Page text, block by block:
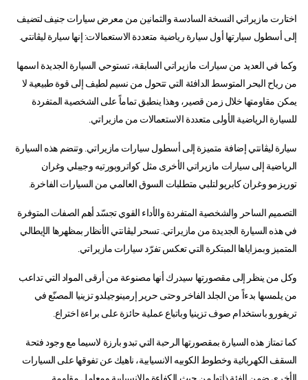
اختارت مازيراتي النسخة السادسة والثمانين من معرض سيارات جنيف لتضيف
إلى أسطول سيارتها أول سيارة رياضية متعددة الاستعمالات: إنها سيارة ليڤانتي.
وكما في العديد من سيارات مازيراتي السابقة، تستوحي السيارة الجديدة اسمها
من رياح البحر المتوسط الدافئة التي تتحول من نسيم لطيف إلى قوة طبيعية لا
يمكن مقاومتها خلال زمن قصير، وهذا ينطبق تماماً على الشخصية المتفردة
للسيارة الرياضية الأولى متعددة الاستعمالات من مازيراتي.
سيارة ليڤانتي إضافة متميزة إلى أسطول سيارات مازيراتي. وتنضم هذه السيارة
الرياضية إلى سيارات مازيراتي الأخرى مثل كواتروبورتيه وجيبلي وغران
توريزمو وغران كابريو لتلبي متطلبات السوق العالمي من السيارات الفاخرة.
التصميم الساحر والشخصية المتفردة والأداء القوي تجسّد أهم الصفات المتوفرة
في هذه السيارة الجديدة من مازيراتي. تسحر ليڤانتي الأنظار بمظهرها الإيطالي
المتميز وبمزاياها المبتكرة التي تعكس تفرّد سيارات مازيراتي.
وكل من ينظر إلى مقصورتها سيدرك أنها مصنوعة من أرقى المواد التي تداعب
من يلمسها بدءاً من الجلد الفاخر وحتى حرير إرمينوجيلدو تزينيا المصنّع في
تريفورو باستخدام صوف تزينيا وباتباع عملية حائزة على براءة اختراع.
كما تمتاز هذه السيارة بمقصورتها الرحبة التي تبدو بارزة لاسيما مع وجود فتحة
السقف الكهربائية وخطوط الكوبيه الانسيابية، ناهيك عن تفوقها على السيارات